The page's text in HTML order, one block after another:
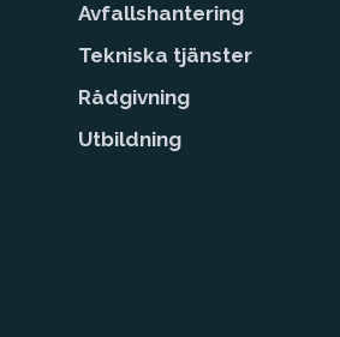
Avfallshantering
Tekniska tjänster
Rådgivning
Utbildning